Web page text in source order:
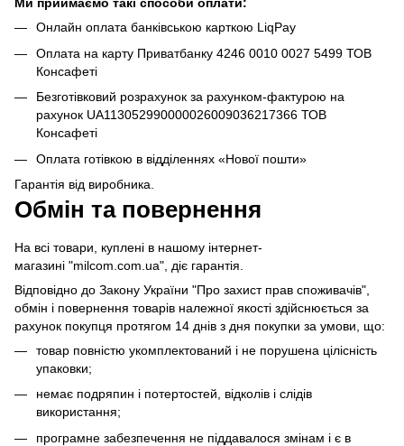
Ми приймаємо такі способи оплати:
Онлайн оплата банківською карткою LiqPay
Оплата на карту Приватбанку 4246 0010 0027 5499 ТОВ
Консафеті
Безготівковий розрахунок за рахунком-фактурою на
рахунок UA113052990000026009036217366 ТОВ
Консафеті
Оплата готівкою в відділеннях «Нової пошти»
Гарантія від виробника.
Обмін та повернення
На всі товари, куплені в нашому інтернет-
магазині "milcom.com.ua", діє гарантія.
Відповідно до Закону України "Про захист прав споживачів",
обмін і повернення товарів належної якості здійснюється за
рахунок покупця протягом 14 днів з дня покупки за умови, що:
товар повністю укомплектований і не порушена цілісність
упаковки;
немає подряпин і потертостей, відколів і слідів
використання;
програмне забезпечення не піддавалося змінам і є в